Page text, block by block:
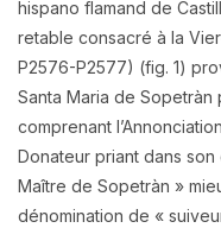
hispano flamand de
retable consacré à la
P2576-P2577) (fig. 1)
Santa Maria de Sopetràn
comprenant
Donateur priant dans
Maître de Sopetràn »
dénomination de «